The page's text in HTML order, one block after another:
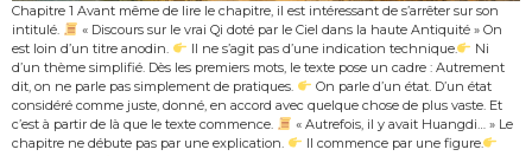
Chapitre 1 Avant même de lire le chapitre, il est intéressant de s’arrêter sur son
intitulé.
« Discours sur le vrai Qi doté par le Ciel dans la haute Antiquité » On
est loin d’un titre anodin.
Il ne s’agit pas d’une indication technique.
Ni
d’un thème simplifié. Dès les premiers mots, le texte pose un cadre : Autrement
dit, on ne parle pas simplement de pratiques.
On parle d’un état. D’un état
considéré comme juste, donné, en accord avec quelque chose de plus vaste. Et
c’est à partir de là que le texte commence.
« Autrefois, il y avait Huangdi… » Le
chapitre ne débute pas par une explication.
Il commence par une figure.